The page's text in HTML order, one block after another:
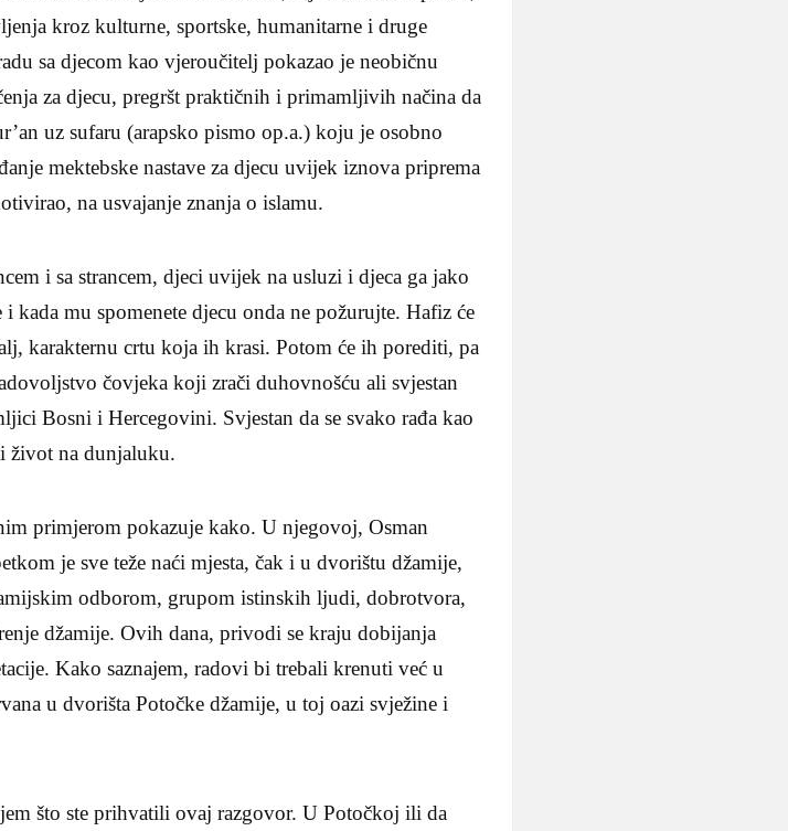
kroz kulturne, sportske, humanitarne i druge
sa djecom kao vjeroučitelj pokazao je neobičnu
za djecu, pregršt praktičnih i primamljivih načina da
uz sufaru (arapsko pismo op.a.) koju je osobno
mektebske nastave za djecu uvijek iznova priprema
na usvajanje znanja o islamu.
i sa strancem, djeci uvijek na usluzi i djeca ga jako
kada mu spomenete djecu onda ne požurujte. Hafiz će
karakternu crtu koja ih krasi. Potom će ih porediti, pa
čovjeka koji zrači duhovnošću ali svjestan
Bosni i Hercegovini. Svjestan da se svako rađa kao
život na dunjaluku.
primjerom pokazuje kako. U njegovoj, Osman
je sve teže naći mjesta, čak i u dvorištu džamije,
odborom, grupom istinskih ljudi, dobrotvora,
džamije. Ovih dana, privodi se kraju dobijanja
Kako saznajem, radovi bi trebali krenuti već u
u dvorišta Potočke džamije, u toj oazi svježine i
što ste prihvatili ovaj razgovor. U Potočkoj ili da